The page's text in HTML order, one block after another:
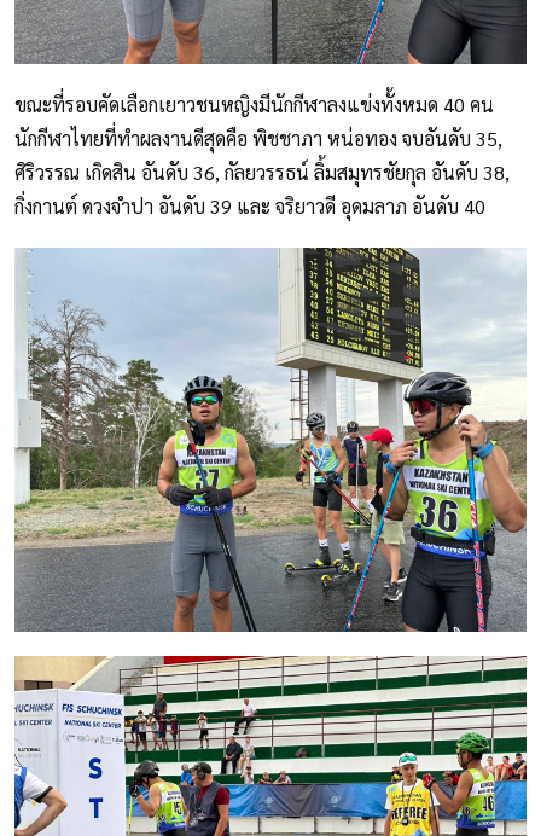
ขณะที่รอบคัดเลือกเยาวชนหญิงมีนักกีฬาลงแข่งทั้งหมด 40 คน
นักกีฬาไทยที่ทำผลงานดีสุดคือ พิชชาภา หน่อทอง จบอันดับ 35,
ศิริวรรณ เกิดสิน อันดับ 36, กัลยวรรธน์ ลิ้มสมุทรชัยกุล อันดับ 38,
กิ่งกานต์ ดวงจำปา อันดับ 39 และ จริยาวดี อุดมลาภ อันดับ 40